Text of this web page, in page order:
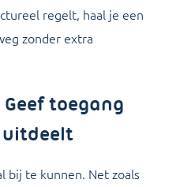
regelt, haal je een
zonder extra
toegang
uitdeelt
bij te kunnen. Net zoals